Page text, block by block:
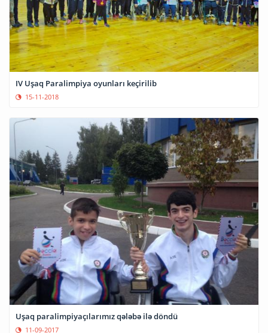
IV Uşaq Paralimpiya oyunları keçirilib
15-11-2018
Uşaq paralimpiyaçılarımız qələbə ilə döndü
11-09-2017